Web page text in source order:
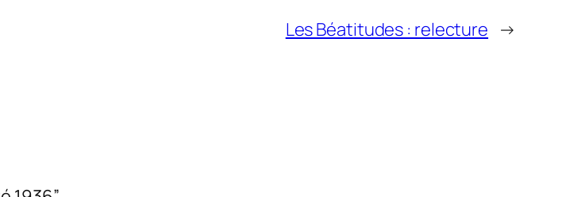
Les Béatitudes : relecture →